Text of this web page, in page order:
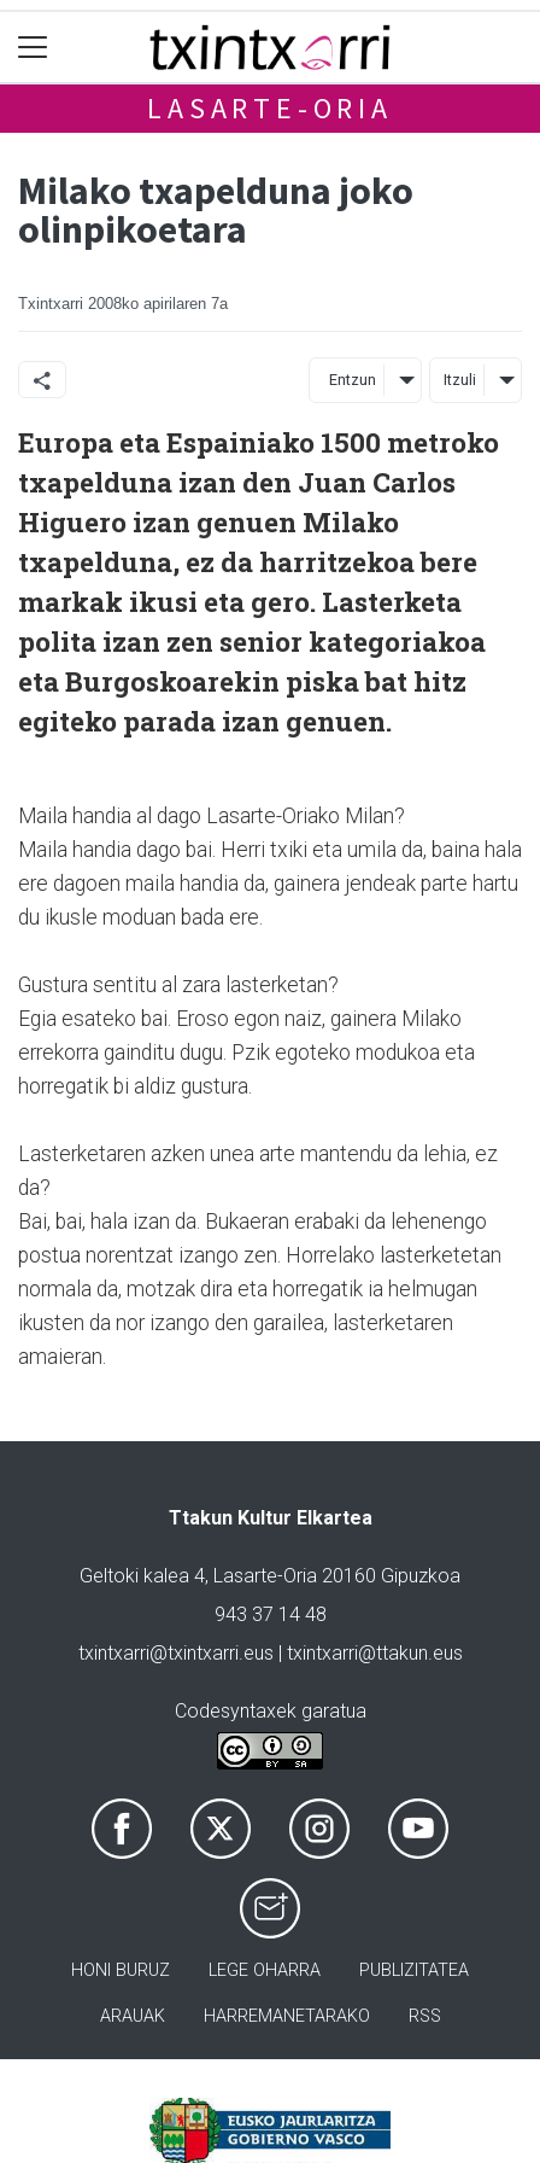
LASARTE-ORIA
Milako txapelduna joko
olinpikoetara
Txintxarri 2008ko apirilaren 7a
Entzun Itzuli
Europa eta Espainiako 1500 metroko
txapelduna izan den Juan Carlos
Higuero izan genuen Milako
txapelduna, ez da harritzekoa bere
markak ikusi eta gero. Lasterketa
polita izan zen senior kategoriakoa
eta Burgoskoarekin piska bat hitz
egiteko parada izan genuen.
Maila handia al dago Lasarte-Oriako Milan?
Maila handia dago bai. Herri txiki eta umila da, baina hala
ere dagoen maila handia da, gainera jendeak parte hartu
du ikusle moduan bada ere.
Gustura sentitu al zara lasterketan?
Egia esateko bai. Eroso egon naiz, gainera Milako
errekorra gainditu dugu. Pzik egoteko modukoa eta
horregatik bi aldiz gustura.
Lasterketaren azken unea arte mantendu da lehia, ez
da?
Bai, bai, hala izan da. Bukaeran erabaki da lehenengo
postua norentzat izango zen. Horrelako lasterketetan
normala da, motzak dira eta horregatik ia helmugan
ikusten da nor izango den garailea, lasterketaren
amaieran.
Ttakun Kultur Elkartea
Geltoki kalea 4, Lasarte-Oria 20160 Gipuzkoa
943 37 14 48
txintxarri@txintxarri.eus | txintxarri@ttakun.eus
Codesyntaxek garatua
HONI BURUZ LEGE OHARRA PUBLIZITATEA
ARAUAK HARREMANETARAKO RSS